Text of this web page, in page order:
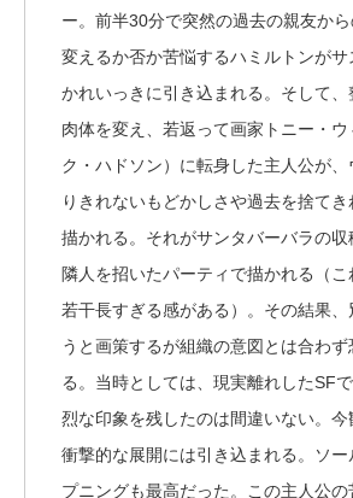
ー。前半30分で突然の過去の親友か
変えるか否か苦悩するハミルトンが
かれいっきに引き込まれる。そして
肉体を変え、若返って画家トニー・ウ
ク・ハドソン）に転身した主人公が
りきれないもどかしさや過去を捨て
描かれる。それがサンタバーバラの
隣人を招いたパーティで描かれる（
若干長すぎる感がある）。その結果、
うと画策するが組織の意図とは合わ
る。当時としては、現実離れしたSF
烈な印象を残したのは間違いない。今
衝撃的な展開には引き込まれる。ソー
プニングも最高だった。この主人公の